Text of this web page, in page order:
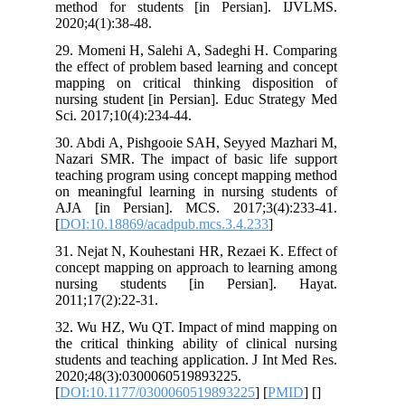
method for students [in Persian].
29. Momeni H, Salehi A, Sadeghi H.
the effect of problem based learning
mapping on critical thinking
nursing student [in Persian]. Educ
Sci. 2017;10(4):234-44.
30. Abdi A, Pishgooie SAH, Seyyed
Nazari SMR. The impact of basic
teaching program using concept
on meaningful learning in nursing
AJA [in Persian]. MCS.
[DOI:10.18869/acadpub.mcs.3.4.233
31. Nejat N, Kouhestani HR, Rezaei K.
concept mapping on approach to
nursing students [in Persian].
32. Wu HZ, Wu QT. Impact of mind
the critical thinking ability of clinical
students and teaching application. J Int
2020;48(3):0300060519893225.
[DOI:10.1177/0300060519893225